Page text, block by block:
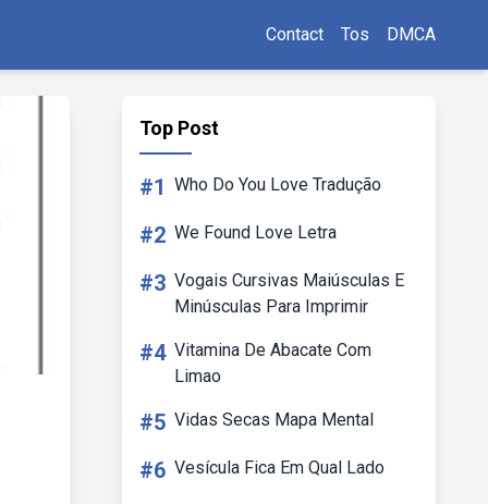
Contact Tos DMCA
Top Post
#1 Who Do You Love Tradução
#2 We Found Love Letra
#3 Vogais Cursivas Maiúsculas E
Minúsculas Para Imprimir
#4 Vitamina De Abacate Com
Limao
#5 Vidas Secas Mapa Mental
#6 Vesícula Fica Em Qual Lado